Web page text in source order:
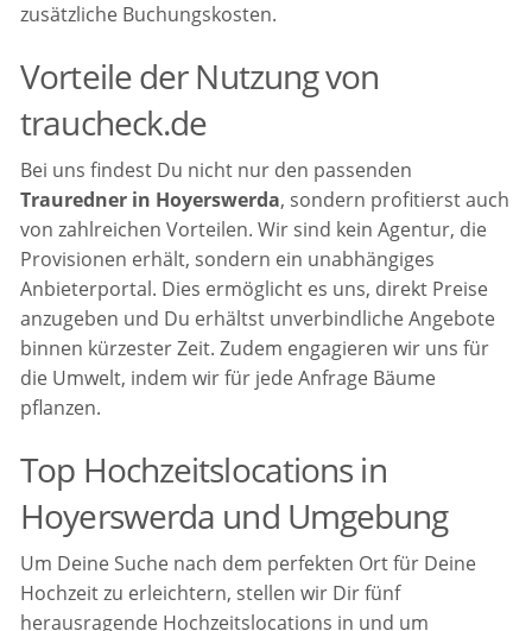
zusätzliche Buchungskosten.
Vorteile der Nutzung von
traucheck.de
Bei uns findest Du nicht nur den passenden
Trauredner in Hoyerswerda, sondern profitierst auch
von zahlreichen Vorteilen. Wir sind kein Agentur, die
Provisionen erhält, sondern ein unabhängiges
Anbieterportal. Dies ermöglicht es uns, direkt Preise
anzugeben und Du erhältst unverbindliche Angebote
binnen kürzester Zeit. Zudem engagieren wir uns für
die Umwelt, indem wir für jede Anfrage Bäume
pflanzen.
Top Hochzeitslocations in
Hoyerswerda und Umgebung
Um Deine Suche nach dem perfekten Ort für Deine
Hochzeit zu erleichtern, stellen wir Dir fünf
herausragende Hochzeitslocations in und um